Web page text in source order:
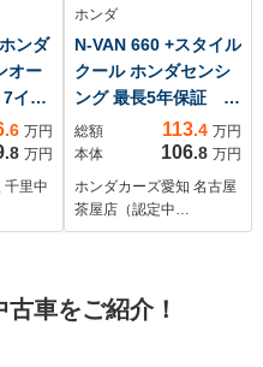
ンダ
オー
イン
ク
ダ
コ
ト
セ
ブ
.6 万円
.8 万円
千里中
ホンダ
N-VAN 660 +スタイル
クール ホンダセンシ
ング 最長5年保証 ワ
ンオ-ナ- ナビVXM-
194VFi TV Rカメ
ラ BTオ-ディオ
DVD ドラレコ
ETC VSAクルコ
簿 AAC スペア
総額 113.4 万円
本体
106.8 万円
ホンダカーズ愛知 名古屋
茶屋店（認定中…
車をご紹介！